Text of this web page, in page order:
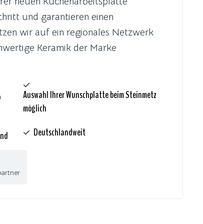
und garantieren einen
wir auf ein regionales Netzwerk
Keramik der Marke
Auswahl Ihrer Wunschplatte beim Steinmetz
möglich
Deutschlandweit